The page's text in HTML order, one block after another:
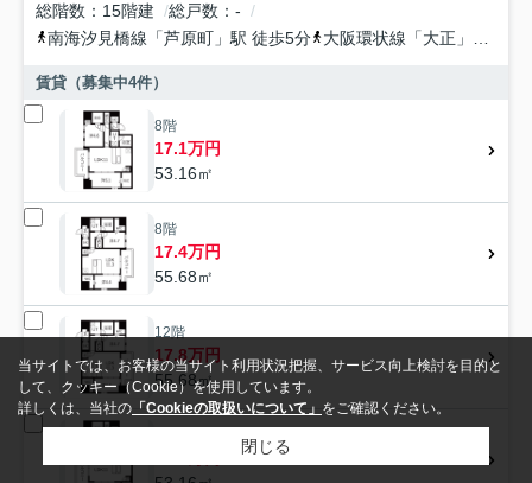
総階数
15階建 総戸数
-
南海汐見橋線 「芦原町 」駅 徒歩5分 大阪環状線 「大正 」駅 徒歩10分
賃貸（募集中4件）
8階
17.1万円
53.16㎡
8階
17.4万円
55.68㎡
12階
17.8万円
55.68㎡
当サイトでは、お客様の当サイト利用状況把握、サービス向上検討を目的と
して、クッキー（Cookie）を使用しています。
詳しくは、当社の 「Cookieの取扱いについて」 をご確認ください。
閉じる